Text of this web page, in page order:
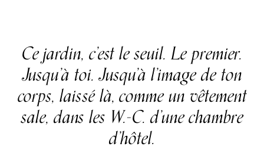
Ce jardin, c’est le seuil. Le premier.
Jusqu’à toi. Jusqu’à l’image de ton
corps, laissé là, comme un vêtement
sale, dans les W.-C. d’une chambre
d’hôtel.